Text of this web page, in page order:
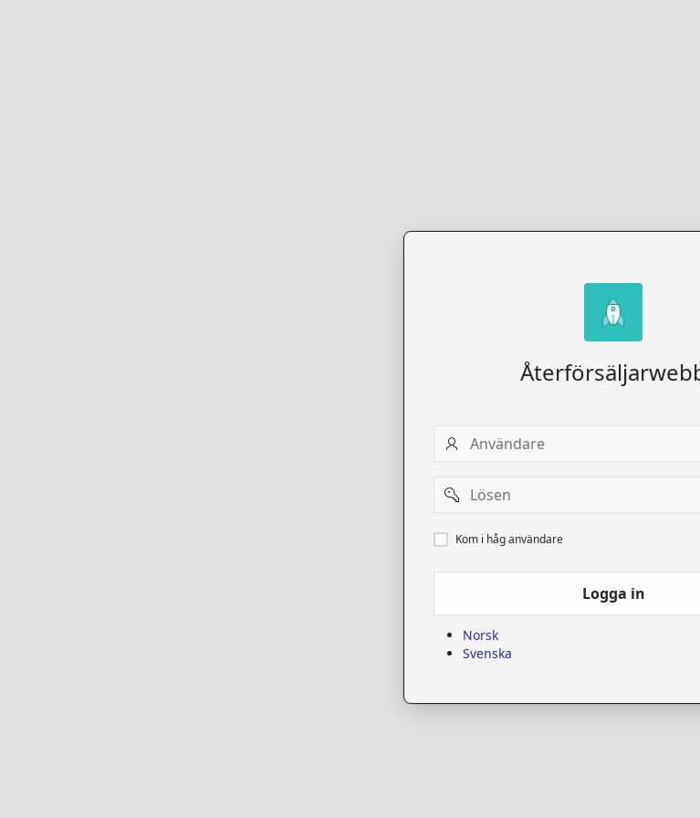
Användare
Password
Kom
i
Kom i håg användare
Logga in
Norsk
Svenska